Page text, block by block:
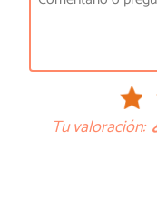
Tu valoración: